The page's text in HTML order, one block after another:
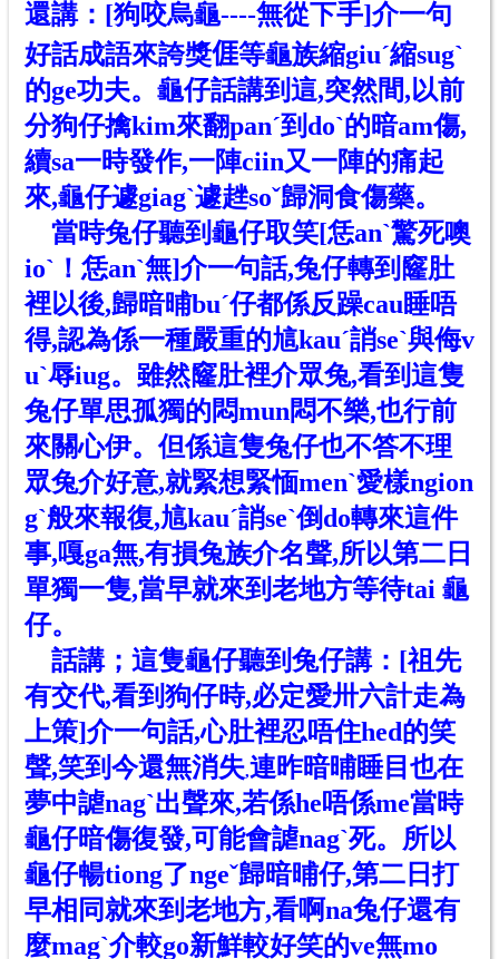
還講：[狗咬烏龜----無從下手]介一句
好話成語來誇獎𠊎等龜族縮giuˊ縮sugˋ
的ge功夫。龜仔話講到這,突然間,以前
分狗仔擒kim來翻panˊ到doˋ的暗am傷,
續sa一時發作,一陣ciin又一陣的痛起
來,龜仔遽giagˋ遽趖soˇ歸洞食傷藥。
當時兔仔聽到龜仔取笑[恁anˋ驚死噢
ioˋ ！ 恁anˋ無]介一句話,兔仔轉到窿肚
裡以後,歸暗晡buˊ仔都係反躁cau睡唔
得,認為係一種嚴重的訄kauˊ誚seˋ與侮v
uˋ辱iug。雖然窿肚裡介眾兔,看到這隻
兔仔單思孤獨的悶mun悶不樂,也行前
來關心伊。但係這隻兔仔也不答不理
眾兔介好意,就緊想緊愐menˋ愛樣ngion
gˋ般來報復,訄kauˊ誚seˋ倒do轉來這件
事,嘎ga無,有損兔族介名聲,所以第二日
單獨一隻,當早就來到老地方等待tai 龜
仔。
話講；這隻龜仔聽到兔仔講：[祖先
有交代,看到狗仔時,必定愛卅六計走為
上策]介一句話,心肚裡忍唔住hed的笑
聲,笑到今還無消失,連昨暗晡睡目也在
夢中謔nagˋ出聲來,若係he唔係me當時
龜仔暗傷復發,可能會謔nagˋ死。所以
龜仔暢tiong了ngeˇ歸暗晡仔,第二日打
早相同就來到老地方,看啊na兔仔還有
麼magˋ介較go新鮮較好笑的ve無mo